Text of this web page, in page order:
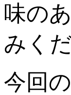
味の
みく
今回